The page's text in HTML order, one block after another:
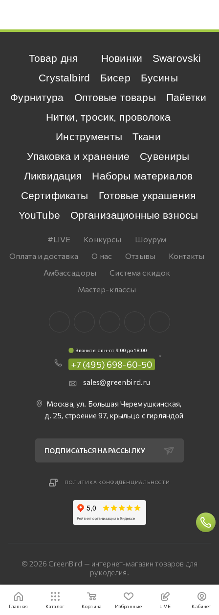
Товар дня Новинки
Swarovski
Crystalbird
Бисер
Бусины
Фурнитура
Оптовые товары
Пайетки
Нитки, тросик, проволока
Инструменты
Ткани
Упаковка и хранение
Сувениры
Ликвидация
Наборы материалов
Сертификаты
Готовые украшения
YouTube
Организационные взносы
#LIVE Конкурсы
Шоурум
Оплата и доставка
О нас Отзывы
Контакты
Амбассадоры
Система скидок
Мастер-классы
Звоните: c пн-пт 9:00 до 18:00
+7 (495) 698-60-50
sales@greenbird.ru
Москва, ул. Большая Черемушкинская,
д. 25, строение 97, крыльцо с гирляндой
ПОДПИСАТЬСЯ НА РАССЫЛКУ
ПОЛИТИКА КОНФИДЕНЦИАЛЬНОСТИ
© 2026 GreenBird — интернет-магазин товаров для
рукоделия.
Разработка сайта — «Четвертый Рим»
Главная Каталог Корзина Избранные LIVE Кабинет